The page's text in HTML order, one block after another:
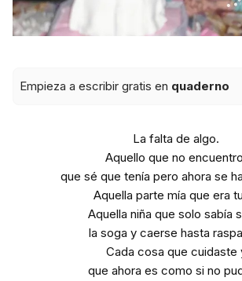
Empieza a escribir gratis en quaderno
La falta de algo.
Aquello que no
que sé que tenía pero ahora se
Aquella parte mía que era
Aquella niña que solo sabía
la soga y caerse hasta
Cada cosa que cuidaste
que ahora es como si no